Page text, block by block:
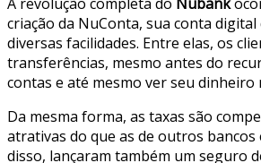
criação da NuConta, sua conta digital
diversas facilidades. Entre elas, os
transferências, mesmo antes do
contas e até mesmo ver seu dinheiro
Da mesma forma, as taxas são
atrativas do que as de outros bancos
disso, lançaram também um seguro